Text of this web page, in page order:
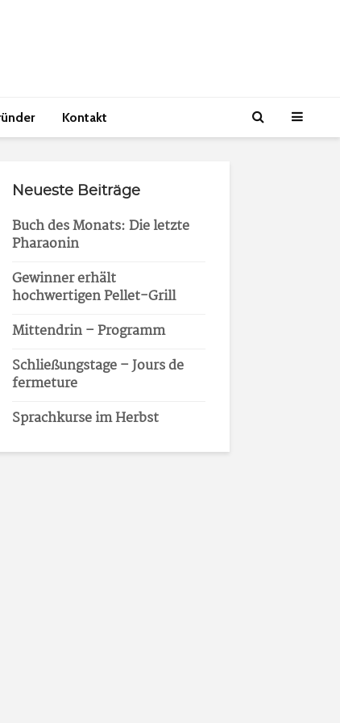
Kontakt
Neueste Beiträge
Buch des Monats: Die letzte
Pharaonin
Gewinner erhält
hochwertigen Pellet-Grill
Mittendrin – Programm
Schließungstage – Jours de
fermeture
Sprachkurse im Herbst